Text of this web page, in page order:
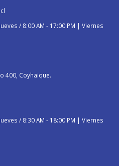
/ 8:00 AM - 17:00 PM | Viernes
400, Coyhaique.
/ 8:30 AM - 18:00 PM | Viernes